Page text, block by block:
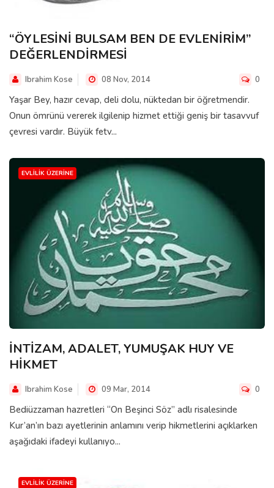
“ÖYLESİNİ BULSAM BEN DE EVLENİRİM”
DEĞERLENDİRMESİ
Ibrahim Kose 08 Nov, 2014 0
Yaşar Bey, hazır cevap, deli dolu, nüktedan bir öğretmendir.
Onun ömrünü vererek ilgilenip hizmet ettiği geniş bir tasavvuf
çevresi vardır. Büyük fetv...
EVLILIK ÜZERINE
İNTİZAM, ADALET, YUMUŞAK HUY VE
HİKMET
Ibrahim Kose 09 Mar, 2014 0
Bediüzzaman hazretleri “On Beşinci Söz” adlı risalesinde
Kur’an’ın bazı ayetlerinin anlamını verip hikmetlerini açıklarken
aşağıdaki ifadeyi kullanıyo...
EVLILIK ÜZERINE